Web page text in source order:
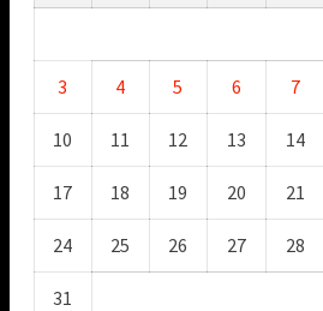
3 4 5 6 7
10 11 12 13 14
17 18 19 20 21
24 25 26 27 28
31